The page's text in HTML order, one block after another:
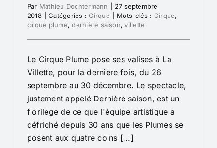
Par Mathieu Dochtermann
27 septembre
2018
Catégories : Cirque Mots-clés : Cirque,
cirque plume,dernière saison,villette
Le Cirque Plume pose ses valises à La
Villette, pour la dernière fois, du 26
septembre au 30 décembre. Le spectacle,
justement appelé Dernière saison, est un
florilège de ce que l'équipe artistique a
défriché depuis 30 ans que les Plumes se
posent aux quatre coins [...]